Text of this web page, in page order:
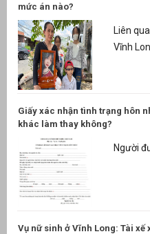
mức án nào?
Liên
Vĩnh
Giấy xác nhận tình trạng hôn
khác làm thay không?
Người
Vụ nữ sinh ở Vĩnh Long: Tài